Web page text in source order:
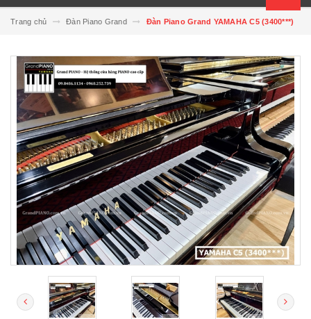
Trang chủ Đàn Piano Grand Đàn Piano Grand YAMAHA C5 (3400***)